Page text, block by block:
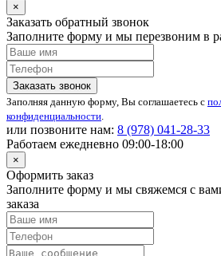
×
Заказать обратный звонок
Заполните форму и мы перезвоним в
Заказать звонок
Заполняя данную форму, Вы соглашаетесь с
конфиденциальности.
или позвоните нам: 8 (978) 041-28-33
Работаем ежедневно 09:00-18:00
×
Оформить заказ
Заполните форму и мы свяжемся с
заказа